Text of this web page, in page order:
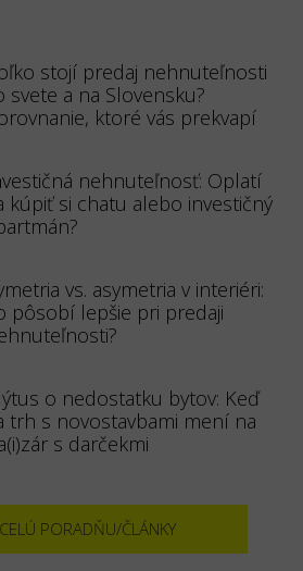
stojí predaj nehnuteľnosti
svete a na Slovensku?
ktoré vás prekvapí
nehnuteľnosť: Oplatí
kúpiť si chatu alebo investičný
vs. asymetria v interiéri:
pôsobí lepšie pri predaji
o nedostatku bytov: Keď
trh s novostavbami mení na
s darčekmi
PORADŇU/ČLÁNKY